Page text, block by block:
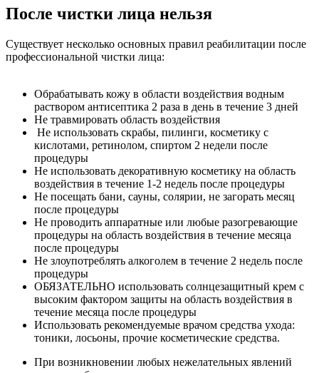
После чистки лица нельзя
Существует несколько основных правил реабилитации после
профессиональной чистки лица:
Обрабатывать кожу в области воздействия водным
раствором антисептика 2 раза в день в течение 3 дней
Не травмировать область воздействия
Не использовать скрабы, пилинги, косметику с
кислотами, ретинолом, спиртом 2 недели после
процедуры
Не использовать декоративную косметику на область
воздействия в течение 1-2 недель после процедуры
Не посещать бани, сауны, солярии, не загорать месяц
после процедуры
Не проводить аппаратные или любые разогревающие
процедуры на область воздействия в течение месяца
после процедуры
Не злоупотреблять алкоголем в течение 2 недель после
процедуры
ОБЯЗАТЕЛЬНО использовать солнцезащитный крем с
высоким фактором защиты на область воздействия в
течение месяца после процедуры
Использовать рекомендуемые врачом средства ухода:
тоники, лосьоны, прочие косметические средства.
При возникновении любых нежелательных явлений